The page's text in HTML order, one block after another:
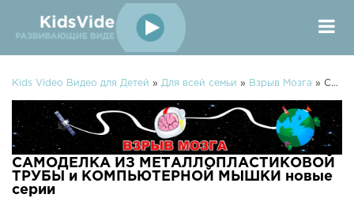
Kids Video Видео для Детей » Для всей семьи » Взрыв Мозга » САМОДЕЛКА ИЗ МЕТАЛЛОПЛАСТИКОВОЙ ТРУБЫ и КОМПЬЮТЕРНОЙ МЫШКИ
САМОДЕЛКА ИЗ МЕТАЛЛОПЛАСТИКОВОЙ
ТРУБЫ и КОМПЬЮТЕРНОЙ МЫШКИ новые
серии